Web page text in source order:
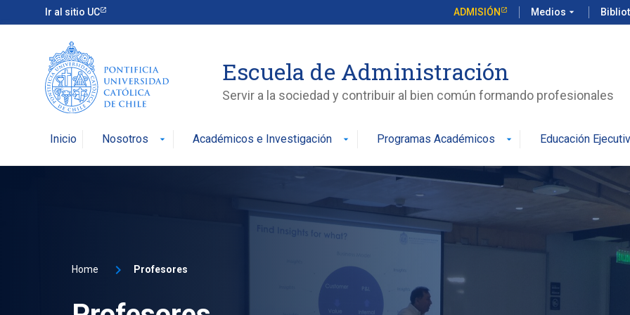
Ir al sitio UC ADMISIÓN Medios arrow_drop_down
Escuela de Administración
Servir a la sociedad y contribuir al bien común formando profesionales
Inicio Nosotros arrow_drop_down Académicos e Investigación arrow_drop_down Programas Académicos arrow_drop_down Educación
Home Profesores